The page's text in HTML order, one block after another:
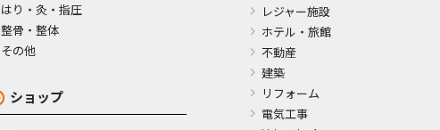
はり・灸・指圧
整骨・整体
その他
ショップ
レジャー施設
ホテル・旅館
不動産
建築
リフォーム
電気工事